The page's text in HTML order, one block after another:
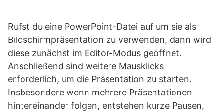
Rufst du eine PowerPoint-Datei auf um sie als
Bildschirmpräsentation zu verwenden, dann wird
diese zunächst im Editor-Modus geöffnet.
Anschließend sind weitere Mausklicks
erforderlich, um die Präsentation zu starten.
Insbesondere wenn mehrere Präsentationen
hintereinander folgen, entstehen kurze Pausen,